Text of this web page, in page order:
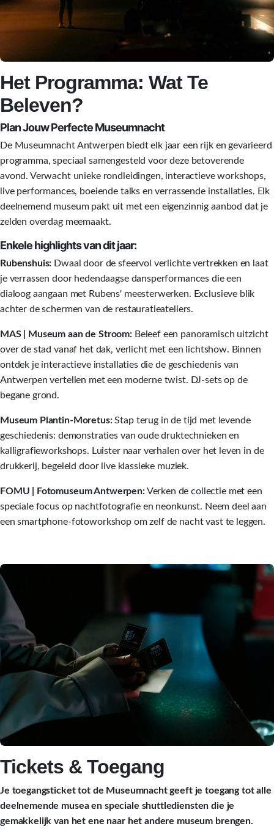
Het Programma: Wat Te
Beleven?
Plan Jouw Perfecte Museumnacht
De Museumnacht Antwerpen biedt elk jaar een rijk en gevarieerd
programma, speciaal samengesteld voor deze betoverende
avond. Verwacht unieke rondleidingen, interactieve workshops,
live performances, boeiende talks en verrassende installaties. Elk
deelnemend museum pakt uit met een eigenzinnig aanbod dat je
zelden overdag meemaakt.
Enkele highlights van dit jaar:
Rubenshuis: Dwaal door de sfeervol verlichte vertrekken en laat
je verrassen door hedendaagse dansperformances die een
dialoog aangaan met Rubens' meesterwerken. Exclusieve blik
achter de schermen van de restauratieateliers.
MAS | Museum aan de Stroom:Beleef een panoramisch uitzicht
over de stad vanaf het dak, verlicht met een lichtshow. Binnen
ontdek je interactieve installaties die de geschiedenis van
Antwerpen vertellen met een moderne twist. DJ-sets op de
begane grond.
Museum Plantin-Moretus:Stap terug in de tijd met levende
geschiedenis: demonstraties van oude druktechnieken en
kalligrafieworkshops. Luister naar verhalen over het leven in de
drukkerij, begeleid door live klassieke muziek.
FOMU | Fotomuseum Antwerpen:Verken de collectie met een
speciale focus op nachtfotografie en neonkunst. Neem deel aan
een smartphone-fotoworkshop om zelf de nacht vast te leggen.
Tickets & Toegang
Je toegangsticket tot de Museumnacht geeft je toegang tot alle
deelnemende musea en speciale shuttlediensten die je
gemakkelijk van het ene naar het andere museum brengen.